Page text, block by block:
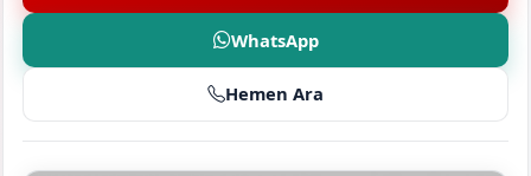
WhatsApp
Hemen Ara